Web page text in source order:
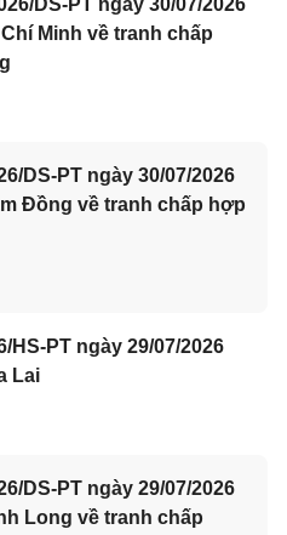
DS-PT ngày 30/07/2026
Minh về tranh chấp
DS-PT ngày 30/07/2026
Đồng về tranh chấp hợp
HS-PT ngày 29/07/2026
Lai
DS-PT ngày 29/07/2026
Long về tranh chấp